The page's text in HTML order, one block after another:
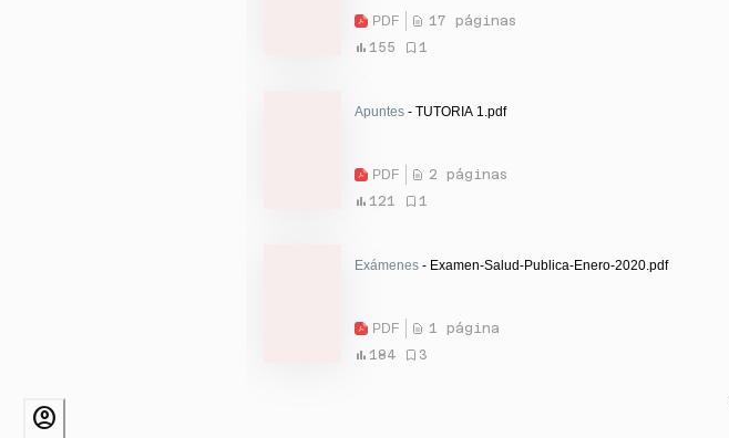
PDF
17 páginas
155
1
Apuntes - TUTORIA 1.pdf
PDF
2 páginas
121
1
Exámenes - Examen-Salud-Publica-Enero-2020.pdf
PDF
1 página
184
3
account_circle